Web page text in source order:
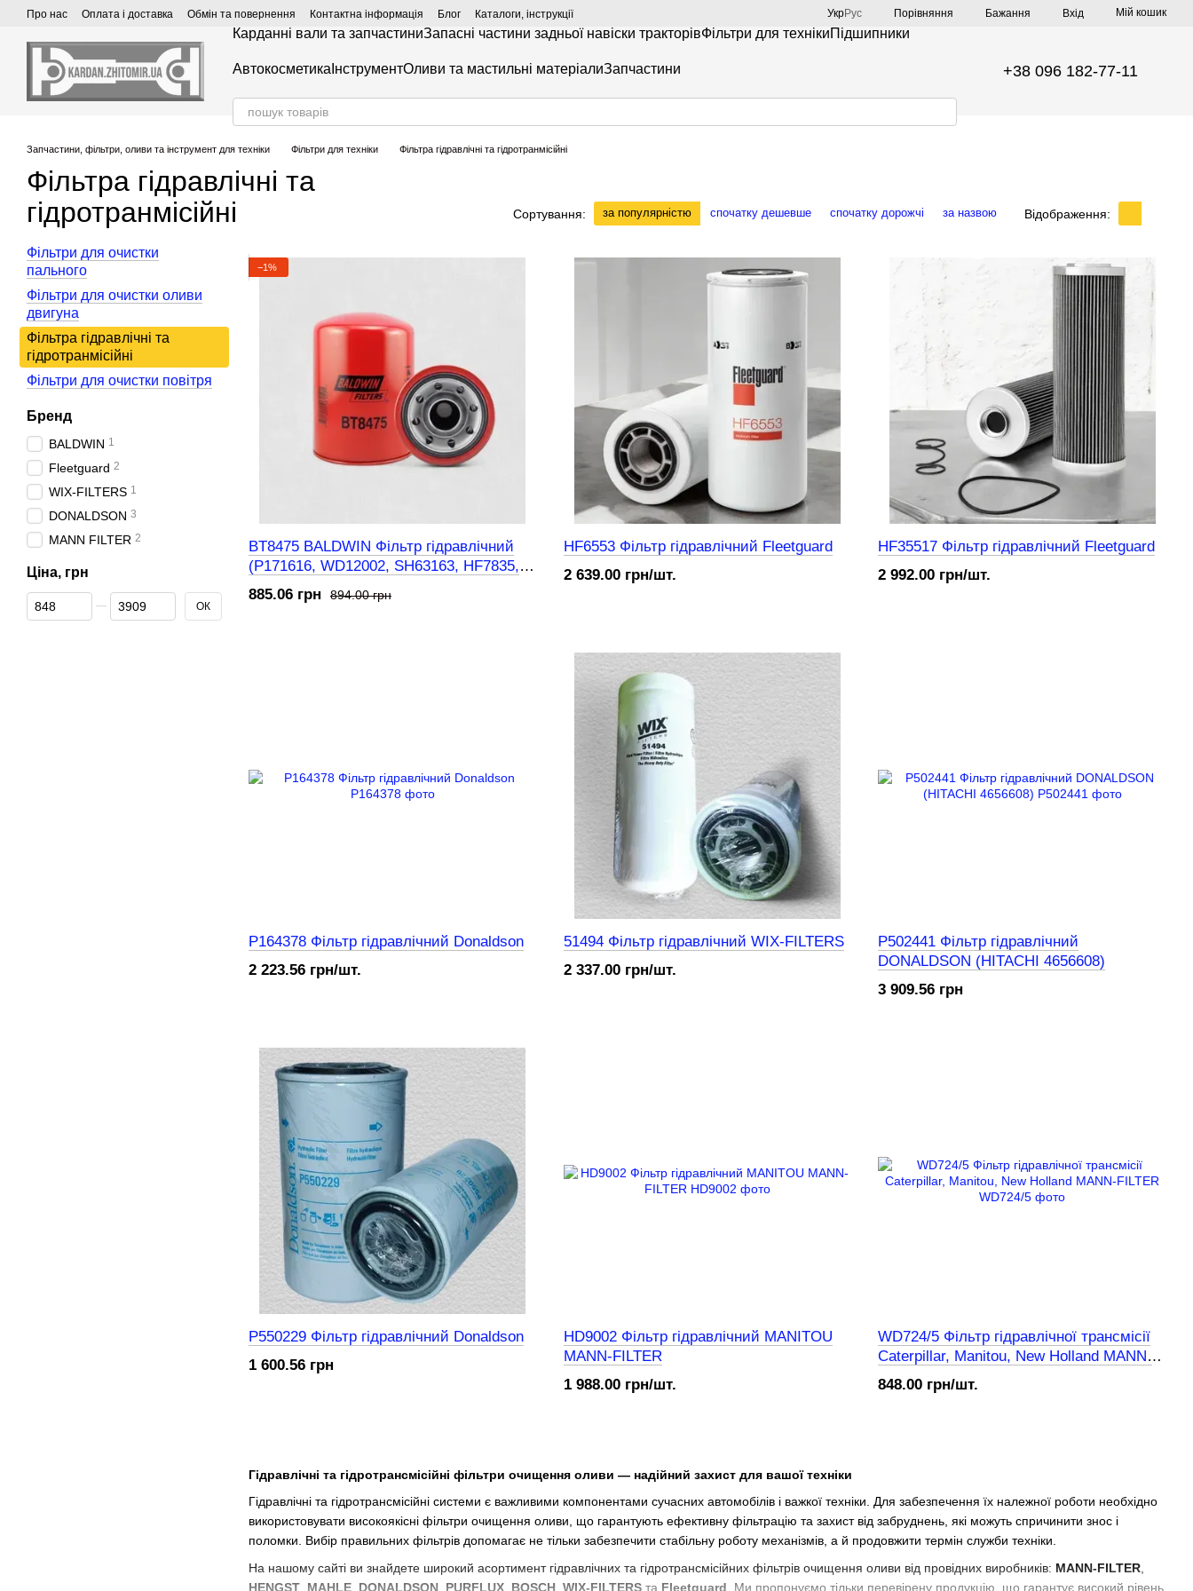
Перейти до основного контенту
Про нас Оплата і доставка Обмін та повернення Контактна інформація Блог Каталоги, інструкції УкрРус Порівняння Бажання Вхід Мій кошик
Карданні вали та запчастиниЗапасні частини задньої навіски тракторівФільтри для технікиПідшипники
Автокосметика ІнструментОливи та мастильні матеріалиЗапчастини +38 096 182-77-11
Запчастини, фільтри, оливи та інструмент для техніки Фільтри для техніки Фільтра гідравлічні та гідротранмісійні
Фільтра гідравлічні та
гідротранмісійні
Сортування: за популярністю спочатку дешевше спочатку дорожчі за назвою Відображення:
Гідравлічні та гідротрансмісійні фільтри очищення оливи — надійний захист для вашої техніки
Гідравлічні та гідротрансмісійні системи є важливими компонентами сучасних автомобілів і важкої техніки. Для забезпечення їх належної роботи необхідно
використовувати високоякісні фільтри очищення оливи, що гарантують ефективну фільтрацію та захист від забруднень, які можуть спричинити знос і
поломки. Вибір правильних фільтрів допомагає не тільки забезпечити стабільну роботу механізмів, а й продовжити термін служби техніки.
На нашому сайті ви знайдете широкий асортимент гідравлічних та гідротрансмісійних фільтрів очищення оливи від провідних виробників: MANN-FILTER
HENGST MAHLE DONALDSON PURFLUX BOSCH WIX-FILTERS та Fleetguard . Ми пропонуємо тільки перевірену продукцію, що гарантує високий рівень
−1%
BT8475 BALDWIN Фільтр гідравлічний
(P171616, WD12002, SH63163, HF7835,
CS100P25A)
894.00 грн
885.06 грн
HF6553 Фільтр гідравлічний Fleetguard
2 639.00 грн/шт.
HF35517 Фільтр гідравлічний Fleetguard
2 992.00 грн/шт.
P164378 Фільтр гідравлічний Donaldson
2 223.56 грн/шт.
51494 Фільтр гідравлічний WIX-FILTERS
2 337.00 грн/шт.
P502441 Фільтр гідравлічний
DONALDSON (HITACHI 4656608)
3 909.56 грн
P550229 Фільтр гідравлічний Donaldson
1 600.56 грн
HD9002 Фільтр гідравлічний MANITOU
MANN-FILTER
1 988.00 грн/шт.
WD724/5 Фільтр гідравлічної трансмісії
Caterpillar, Manitou, New Holland MANN-
FILTER
848.00 грн/шт.
Фільтри для очистки
пального
Фільтри для очистки оливи
двигуна
Фільтра гідравлічні та
гідротранмісійні
Фільтри для очистки повітря
Бренд
BALDWIN 1
Fleetguard 2
WIX-FILTERS 1
DONALDSON 3
MANN FILTER 2
Ціна, грн
Від Ціна, грн
До Ціна, грн ОК